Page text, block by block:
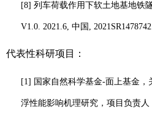
[8] 列车荷载作用下软土地基地铁
V1.0. 2021.6, 中国 ,
代表性科研项目：
[1] 国家自然科学基金-面上基金
浮性能影响机理研究 ， 项目负责人